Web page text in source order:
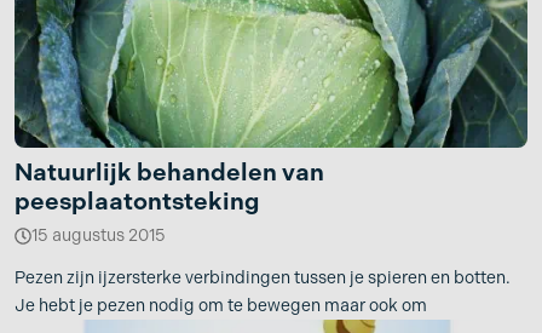
Natuurlijk behandelen van
peesplaatontsteking
15 augustus 2015
Pezen zijn ijzersterke verbindingen tussen je spieren en botten.
Je hebt je pezen nodig om te bewegen maar ook om